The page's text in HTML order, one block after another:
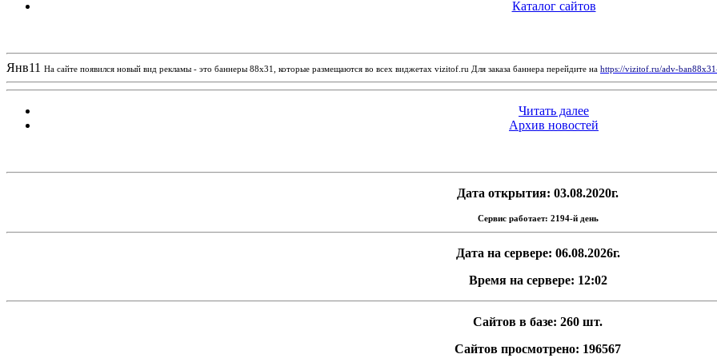
Каталог сайтов
Янв11 На сайте появился новый вид рекламы - это баннеры 88х31, которые размещаются во всех виджетах vizitof.ru Для заказа баннера перейдите на https://vizitof.ru/adv-
Читать далее
Архив новостей
Дата открытия: 03.08.2020г.
Сервис работает: 2194-й день
Дата на сервере: 06.08.2026г.
Время на сервере: 12:02
Сайтов в базе: 260 шт.
Сайтов просмотрено: 196567